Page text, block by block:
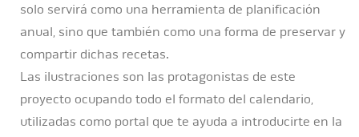
solo servirá como una herramienta de planificación
anual, sino que también como una forma de preservar y
compartir dichas recetas.
Las ilustraciones son las protagonistas de este
proyecto ocupando todo el formato del calendario,
utilizadas como portal que te ayuda a introducirte en la